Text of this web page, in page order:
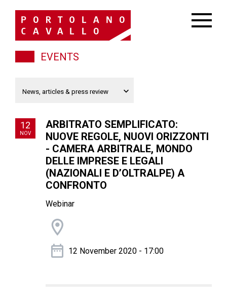
EVENTS
12
NOV
ARBITRATO SEMPLIFICATO:
NUOVE REGOLE, NUOVI ORIZZONTI
- CAMERA ARBITRALE, MONDO
DELLE IMPRESE E LEGALI
(NAZIONALI E D’OLTRALPE) A
CONFRONTO
Webinar
12 November 2020 - 17:00